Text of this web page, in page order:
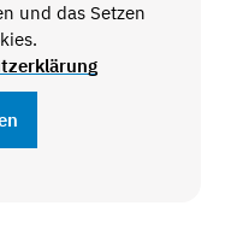
und das Setzen